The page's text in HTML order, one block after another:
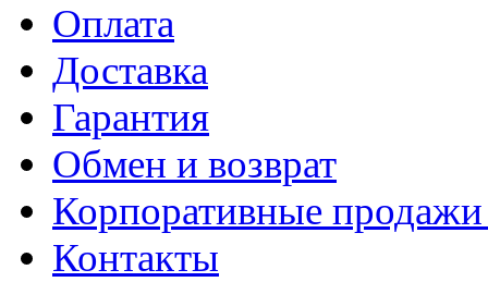
Оплата
Доставка
Гарантия
Обмен и возврат
Корпоративные
Контакты